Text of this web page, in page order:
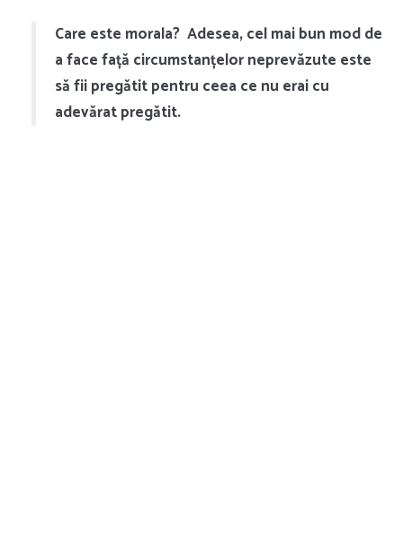
Care este morala? Adesea, cel mai bun mod de
a face față circumstanțelor neprevăzute este
să fii pregătit pentru ceea ce nu erai cu
adevărat pregătit.